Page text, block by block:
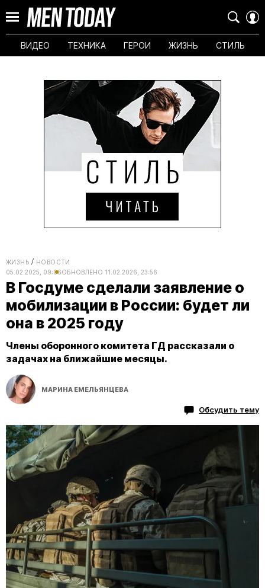
ВИДЕО ТЕХНИКА ГЕРОИ ЖИЗНЬ СТИЛЬ
ЖИЗНЬ
НОВОСТИ
05.02.2025, 09:06ОБНОВЛЕНО 11.02.2026, 23:56
В Госдуме сделали заявление о
мобилизации в России: будет ли
она в 2025 году
Члены оборонного комитета ГД рассказали о
задачах на ближайшие месяцы.
МАРИНА ЕМЕЛЬЯНЦЕВА
Обсудить тему